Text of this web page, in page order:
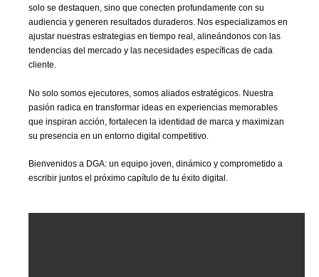
solo se destaquen, sino que conecten profundamente con su
audiencia y generen resultados duraderos. Nos especializamos en
ajustar nuestras estrategias en tiempo real, alineándonos con las
tendencias del mercado y las necesidades específicas de cada
cliente.
No solo somos ejecutores, somos aliados estratégicos. Nuestra
pasión radica en transformar ideas en experiencias memorables
que inspiran acción, fortalecen la identidad de marca y maximizan
su presencia en un entorno digital competitivo.
Bienvenidos a DGA: un equipo joven, dinámico y comprometido a
escribir juntos el próximo capítulo de tu éxito digital.